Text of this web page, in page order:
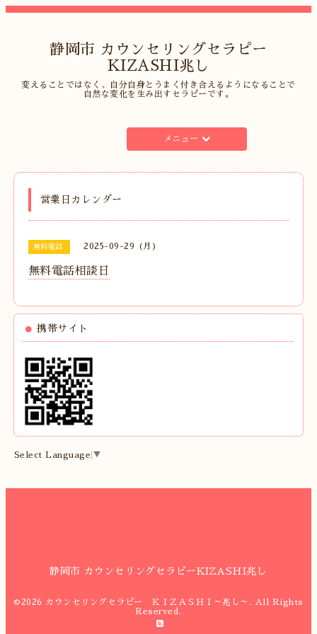
静岡市 カウンセリングセラピー
KIZASHI兆し
変えることではなく、自分自身とうまく付き合えるようになることで
自然な変化を生み出すセラピーです。
メニュー
営業日カレンダー
無料電話 2025-09-29 (月)
無料電話相談日
携帯サイト
Select Language ▼
静岡市 カウンセリングセラピーKIZASHI兆し
©2026 カウンセリングセラピー ＫＩＺＡＳＨＩ～兆し～ . All Rights
Reserved.